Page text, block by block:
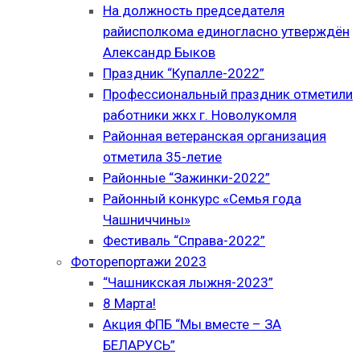
На должность председателя
райисполкома единогласно утверждён
Александр Быков
Праздник “Купалле-2022”
Профессиональный праздник отметили
работники жкх г. Новолукомля
Районная ветеранская организация
отметила 35-летие
Районные “Зажинки-2022”
Районный конкурс «Семья года
Чашниччины»
Фестиваль “Справа-2022”
Фоторепортажи 2023
“Чашникская лыжня-2023”
8 Марта!
Акция ФПБ “Мы вместе – ЗА
БЕЛАРУСЬ”